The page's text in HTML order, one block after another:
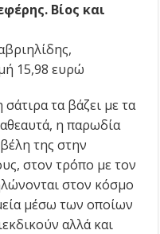
Βίος και
15,98 ευρώ
τα βάζει με τα
η παρωδία
της στην
στον τρόπο με τον
στον κόσμο
μέσω των οποίων
αλλά και